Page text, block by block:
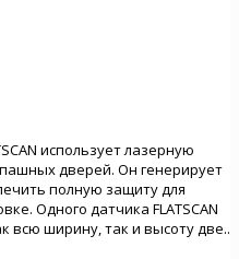
использует лазерную
дверей. Он генерирует
полную защиту для
Одного датчика FLATSCAN
всю ширину, так и высоту две..